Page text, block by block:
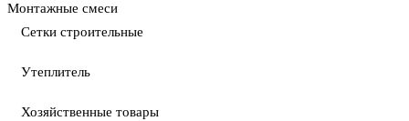
Монтажные смеси
Сетки строительные
Утеплитель
Хозяйственные товары